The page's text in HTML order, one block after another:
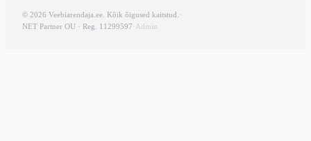
© 2026 Veebiarendaja.ee. Kõik õigused kaitstud. ·
NET Partner OU · Reg. 11299597· Admin